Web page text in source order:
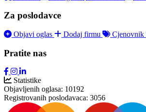
Za poslodavce
Objavi oglas Dodaj firmu Cjenovnik
Pratite nas
Statistike
Objavljenih oglasa: 10192
Registrovanih poslodavaca: 3056